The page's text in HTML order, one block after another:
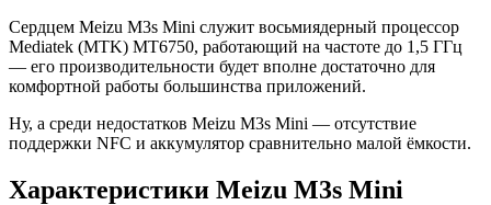
Сердцем Meizu M3s Mini служит восьмиядерный процессор
Mediatek (MTK) MT6750, работающий на частоте до 1,5 ГГц
— его производительности будет вполне достаточно для
комфортной работы большинства приложений.
Ну, а среди недостатков Meizu M3s Mini — отсутствие
поддержки NFC и аккумулятор сравнительно малой ёмкости.
Характеристики Meizu M3s Mini